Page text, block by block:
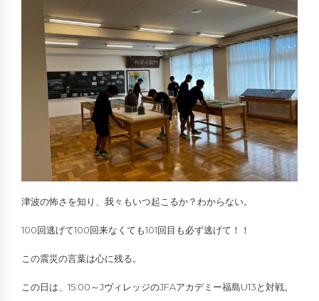
津波の怖さを知り、我々もいつ起こるか？わからない。
100回逃げて100回来なくても101回目も必ず逃げて！！
この震災の言葉は心に残る。
この日は、15:00～JヴィレッジのJFAアカデミー福島U13と対戦。